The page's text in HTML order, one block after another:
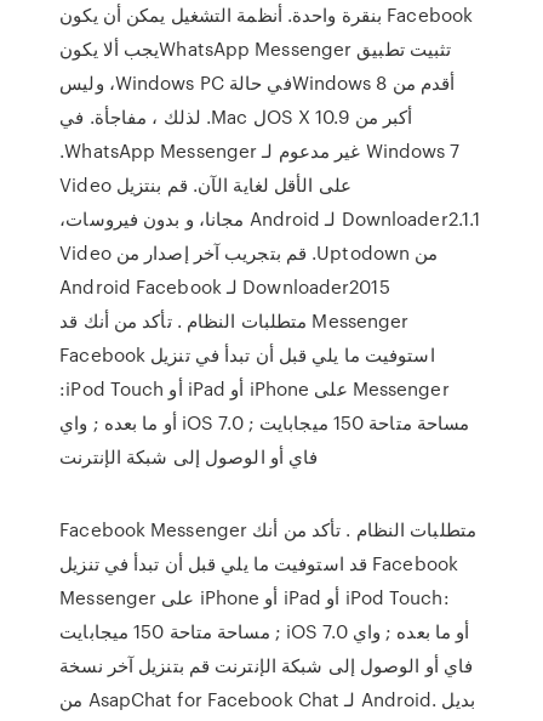
Facebook بنقرة واحدة. أنظمة التشغيل يمكن أن يكون
تثبيت تطبيق WhatsApp Messengerيجب ألا يكون
أقدم من Windows 8في حالة Windows PC، وليس
أكبر من OS X 10.9ل Mac. لذلك ، مفاجأة. في
Windows 7 غير مدعوم لـ WhatsApp Messenger.
على الأقل لغاية الآن. ‫قم بنتزيل Video
Downloader2.1.1 لـ Android مجانا، و بدون فيروسات،
من Uptodown. قم بتجريب آخر إصدار من Video
Downloader2015 لـ Android Facebook
Messenger متطلبات النظام . تأكد من أنك قد
استوفيت ما يلي قبل أن تبدأ في تنزيل Facebook
Messenger على iPhone أو iPad أو iPod Touch:
مساحة متاحة 150 ميجابايت ; iOS 7.0 أو ما بعده ; واي
فاي أو الوصول إلى شبكة الإنترنت
Facebook Messenger متطلبات النظام . تأكد من أنك
قد استوفيت ما يلي قبل أن تبدأ في تنزيل Facebook
Messenger على iPhone أو iPad أو iPod Touch:
مساحة متاحة 150 ميجابايت ; iOS 7.0 أو ما بعده ; واي
فاي أو الوصول إلى شبكة الإنترنت قم بتنزيل آخر نسخة
من AsapChat for Facebook Chat لـ Android. بديل